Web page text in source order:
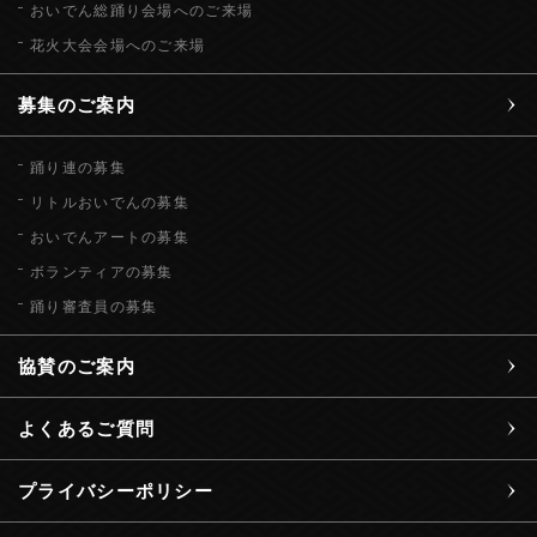
おいでん総踊り会場へのご来場
花火大会会場へのご来場
募集のご案内
踊り連の募集
リトルおいでんの募集
おいでんアートの募集
ボランティアの募集
踊り審査員の募集
協賛のご案内
よくあるご質問
プライバシーポリシー